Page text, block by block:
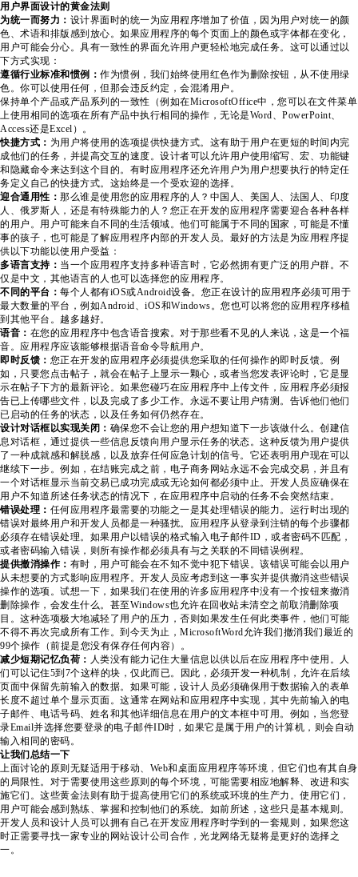
用户界面设计的黄金法则
为统一而努力： 设计界面时的统一为应用程序增加了价值，因为用户对统一的颜
色、术语和排版感到放心。如果应用程序的每个页面上的颜色或字体都在变化，
用户可能会分心。具有一致性的界面允许用户更轻松地完成任务。这可以通过以
下方式实现：
遵循行业标准和惯例： 作为惯例，我们始终使用红色作为删除按钮，从不使用绿
色。你可以使用任何，但那会违反约定，会混淆用户。
保持单个产品或产品系列的一致性（例如在MicrosoftOffice中，您可以在文件菜单
上使用相同的选项在所有产品中执行相同的操作，无论是Word、PowerPoint、
Access还是Excel）。
快捷方式： 为用户将使用的选项提供快捷方式。这有助于用户在更短的时间内完
成他们的任务，并提高交互的速度。设计者可以允许用户使用缩写、宏、功能键
和隐藏命令来达到这个目的。有时应用程序还允许用户为用户想要执行的特定任
务定义自己的快捷方式。这始终是一个受欢迎的选择。
迎合通用性： 那么谁是使用您的应用程序的人？中国人、美国人、法国人、印度
人、俄罗斯人，还是有特殊能力的人？您正在开发的应用程序需要迎合各种各样
的用户。用户可能来自不同的生活领域。他们可能属于不同的国家，可能是不懂
事的孩子，也可能是了解应用程序内部的开发人员。最好的方法是为应用程序提
供以下功能以使用户受益：
多语言支持： 当一个应用程序支持多种语言时，它必然拥有更广泛的用户群。不
仅是中文，其他语言的人也可以选择您的应用程序。
不同的平台： 每个人都有iOS或Android设备。您正在设计的应用程序必须可用于
最大数量的平台，例如Android、iOS和Windows。您也可以将您的应用程序移植
到其他平台。越多越好。
语音： 在您的应用程序中包含语音搜索。对于那些看不见的人来说，这是一个福
音。应用程序应该能够根据语音命令导航用户。
即时反馈： 您正在开发的应用程序必须提供您采取的任何操作的即时反馈。例
如，只要您点击帖子，就会在帖子上显示一颗心，或者当您发表评论时，它是显
示在帖子下方的最新评论。如果您碰巧在应用程序中上传文件，应用程序必须报
告已上传哪些文件，以及完成了多少工作。永远不要让用户猜测。告诉他们他们
已启动的任务的状态，以及任务如何仍然存在。
设计对话框以实现关闭： 确保您不会让您的用户想知道下一步该做什么。创建信
息对话框，通过提供一些信息反馈向用户显示任务的状态。这种反馈为用户提供
了一种成就感和解脱感，以及放弃任何应急计划的信号。它还表明用户现在可以
继续下一步。例如，在结账完成之前，电子商务网站永远不会完成交易，并且有
一个对话框显示当前交易已成功完成或无论如何都必须中止。开发人员应确保在
用户不知道所述任务状态的情况下，在应用程序中启动的任务不会突然结束。
错误处理： 任何应用程序最需要的功能之一是其处理错误的能力。运行时出现的
错误对最终用户和开发人员都是一种骚扰。应用程序从登录到注销的每个步骤都
必须存在错误处理。如果用户以错误的格式输入电子邮件ID，或者密码不匹配，
或者密码输入错误，则所有操作都必须具有与之关联的不同错误例程。
提供撤消操作： 有时，用户可能会在不知不觉中犯下错误。该错误可能会以用户
从未想要的方式影响应用程序。开发人员应考虑到这一事实并提供撤消这些错误
操作的选项。试想一下，如果我们在使用的许多应用程序中没有一个按钮来撤消
删除操作，会发生什么。甚至Windows也允许在回收站未清空之前取消删除项
目。这种选项极大地减轻了用户的压力，否则如果发生任何此类事件，他们可能
不得不再次完成所有工作。到今天为止，MicrosoftWord允许我们撤消我们最近的
99个操作（前提是您没有保存任何内容）。
减少短期记忆负荷： 人类没有能力记住大量信息以供以后在应用程序中使用。人
们可以记住5到7个这样的块，仅此而已。因此，必须开发一种机制，允许在后续
页面中保留先前输入的数据。如果可能，设计人员必须确保用于数据输入的表单
长度不超过单个显示页面。这通常在网站和应用程序中实现，其中先前输入的电
子邮件、电话号码、姓名和其他详细信息在用户的文本框中可用。例如，当您登
录Email并选择您要登录的电子邮件ID时，如果它是属于用户的计算机，则会自动
输入相同的密码。
让我们总结一下
上面讨论的原则无疑适用于移动、Web和桌面应用程序等环境，但它们也有其自身
的局限性。对于需要使用这些原则的每个环境，可能需要相应地解释、改进和实
施它们。这些黄金法则有助于提高使用它们的系统或环境的生产力。使用它们，
用户可能会感到熟练、掌握和控制他们的系统。如前所述，这些只是基本规则。
开发人员和设计人员可以拥有自己在开发应用程序时学到的一套规则，如果您这
时正需要寻找一家专业的网站设计公司合作，光龙网络无疑将是更好的选择之
一。